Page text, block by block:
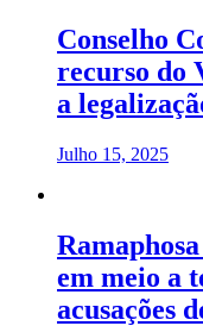
Conselho
recurso do
a
Julho 15, 2025
em meio a
acusações